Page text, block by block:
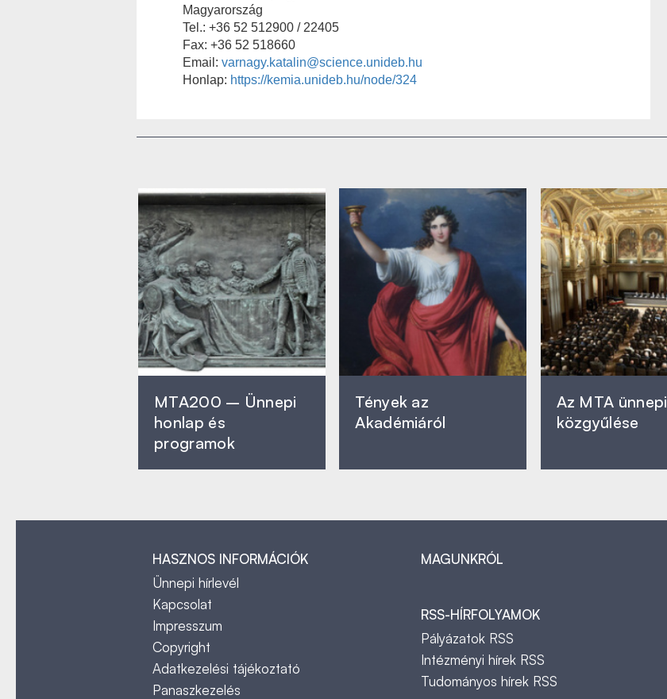
Magyarország
Tel.: +36 52 512900 / 22405
Fax: +36 52 518660
Email: varnagy.katalin@science.unideb.hu
Honlap: https://kemia.unideb.hu/node/324
MTA200 – Ünnepi
honlap és
programok
Tények az
Akadémiáról
Az MTA ünnepi
közgyűlése
HASZNOS INFORMÁCIÓK
Ünnepi hírlevél
Kapcsolat
Impresszum
Copyright
Adatkezelési tájékoztató
Panaszkezelés
MAGUNKRÓL
RSS-HÍRFOLYAMOK
Pályázatok RSS
Intézményi hírek RSS
Tudományos hírek RSS